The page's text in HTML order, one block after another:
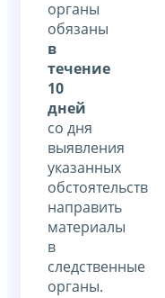
органы
обязаны
в
течение
10
дней
со дня
выявления
указанных
обстоятельств
направить
материалы
в
следственные
органы.